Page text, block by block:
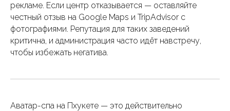
рекламе. Если центр отказывается — оставляйте
честный отзыв на Google Maps и TripAdvisor с
фотографиями. Репутация для таких заведений
критична, и администрация часто идёт навстречу,
чтобы избежать негатива.
Аватар-спа на Пхукете — это действительно